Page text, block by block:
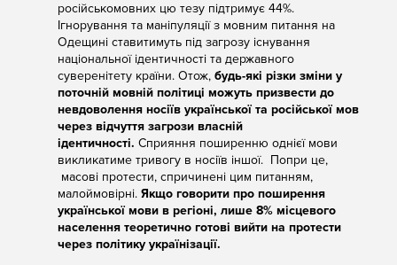
російськомовних цю тезу підтримує 44%.
Ігнорування та маніпуляції з мовним питання на
Одещині ставитимуть під загрозу існування
національної ідентичності та державного
суверенітету країни. Отож, будь-які різки зміни у
поточній мовній політиці можуть призвести до
невдоволення носіїв української та російської мов
через відчуття загрози власній
ідентичності. Сприяння поширенню однієї мови
викликатиме тривогу в носіїв іншої. Попри це,
масові протести, спричинені цим питанням,
малоймовірні. Якщо говорити про поширення
української мови в регіоні, лише 8% місцевого
населення теоретично готові вийти на протести
через політику українізації.